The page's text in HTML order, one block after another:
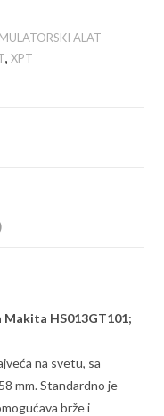
ALAT
,XPT
HS013GT101;
na svetu, sa
mm. Standardno je
brže i